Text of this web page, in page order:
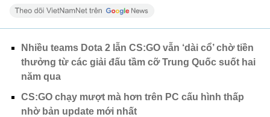
Nhiều teams Dota 2 lẫn CS:GO vẫn ‘dài cổ’ chờ tiền
thưởng từ các giải đấu tầm cỡ Trung Quốc suốt hai
năm qua
CS:GO chạy mượt mà hơn trên PC cấu hình thấp
nhờ bản update mới nhất